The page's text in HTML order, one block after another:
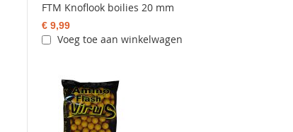
FTM Knoflook boilies 20 mm
€ 9,99
Voeg toe aan winkelwagen